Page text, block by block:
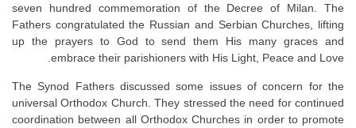
seven hundred commemoration of the Decree of Milan. The
Fathers congratulated the Russian and Serbian Churches, lifting
up the prayers to God to send them His many graces and
embrace their parishioners with His Light, Peace and Love.
The Synod Fathers discussed some issues of concern for the
universal Orthodox Church. They stressed the need for continued
coordination between all Orthodox Churches in order to promote